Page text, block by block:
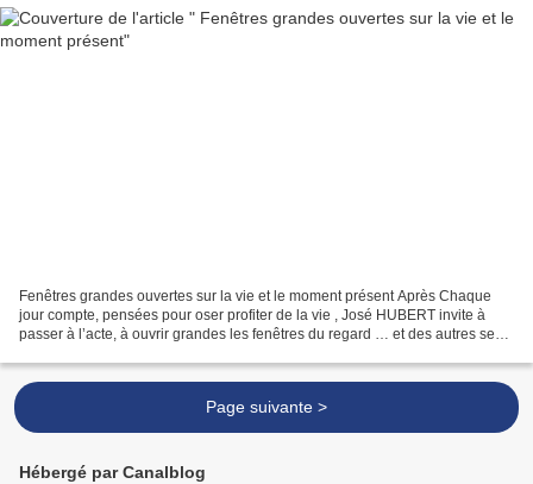
Fenêtres grandes ouvertes sur la vie et le moment présent Après Chaque
jour compte, pensées pour oser profiter de la vie , José HUBERT invite à
passer à l’acte, à ouvrir grandes les fenêtres du regard … et des autres sens.
Page suivante >
Hébergé par Canalblog